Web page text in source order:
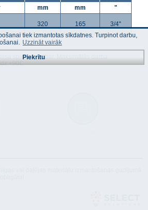
mm mm "
320 165 3/4"
spiediens 1bar. Maksimālās darba
+90C.
tiek izmantotas sīkdatnes. Turpinot darbu,
Uzzināt vairāk
Piekrītu